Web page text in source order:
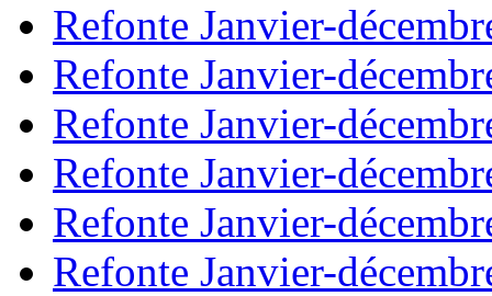
Refonte Janvier-
Refonte Janvier-
Refonte Janvier-
Refonte Janvier-
Refonte Janvier-
Refonte Janvier-